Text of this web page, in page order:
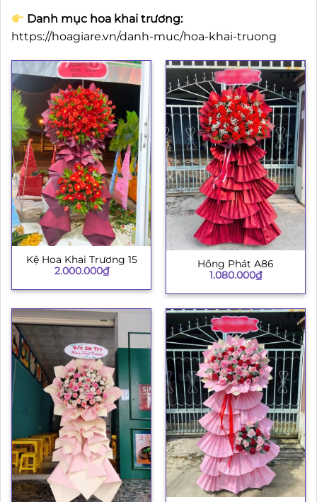
Danh mục hoa khai trương:
https://hoagiare.vn/danh-muc/hoa-khai-truong
Kệ Hoa Khai Trương 15
2.000.000₫
Hồng Phát A86
1.080.000₫